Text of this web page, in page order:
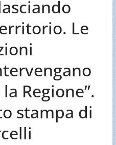
Le
Regione”.
stampa di